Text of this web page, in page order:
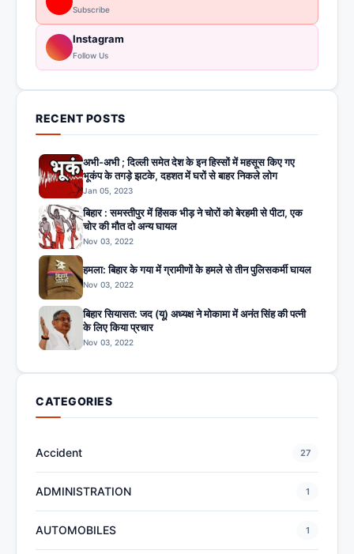
Subscribe
Instagram
Follow Us
RECENT POSTS
अभी-अभी ; दिल्ली समेत देश के इन हिस्सों में महसूस किए गए
भूकंप के तगड़े झटके, दहशत में घरों से बाहर निकले लोग
Jan 05, 2023
बिहार : समस्तीपुर में हिंसक भीड़ ने चोरों को बेरहमी से पीटा, एक
चोर की मौत दो अन्य घायल
Nov 03, 2022
हमला: बिहार के गया में ग्रामीणों के हमले से तीन पुलिसकर्मी घायल
Nov 03, 2022
बिहार सियासत: जद (यू) अध्यक्ष ने मोकामा में अनंत सिंह की पत्नी
के लिए किया प्रचार
Nov 03, 2022
CATEGORIES
Accident 27
ADMINISTRATION 1
AUTOMOBILES 1